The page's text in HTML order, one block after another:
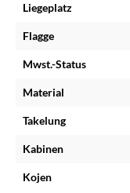
Liegeplatz
Flagge
Mwst.-Status
Material
Takelung
Kabinen
Kojen